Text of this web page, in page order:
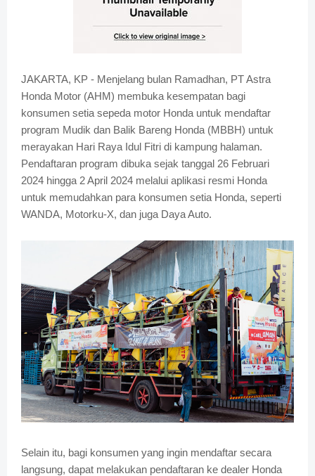
JAKARTA, KP - Menjelang bulan Ramadhan, PT Astra
Honda Motor (AHM) membuka kesempatan bagi
konsumen setia sepeda motor Honda untuk mendaftar
program Mudik dan Balik Bareng Honda (MBBH) untuk
merayakan Hari Raya Idul Fitri di kampung halaman.
Pendaftaran program dibuka sejak tanggal 26 Februari
2024 hingga 2 April 2024 melalui aplikasi resmi Honda
untuk memudahkan para konsumen setia Honda, seperti
WANDA, Motorku-X, dan juga Daya Auto.
Selain itu, bagi konsumen yang ingin mendaftar secara
langsung, dapat melakukan pendaftaran ke dealer Honda